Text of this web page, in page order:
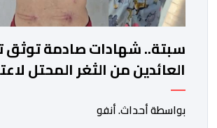
سبتة.. شهادات صادمة
العائدين من الثغر المحتل
جسيمة من قبل الحرس المدني
الاسباني
بواسطة أحداث. أنفو